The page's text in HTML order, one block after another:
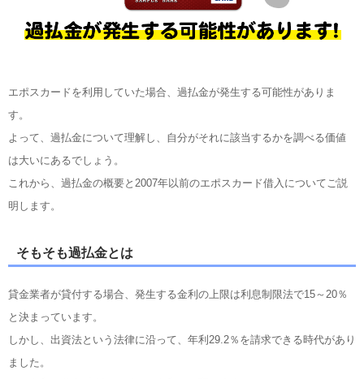
エポスカードを利用していた場合、過払金が発生する可能性がありま
す。
よって、過払金について理解し、自分がそれに該当するかを調べる価値
は大いにあるでしょう。
これから、過払金の概要と2007年以前のエポスカード借入についてご説
明します。
そもそも過払金とは
貸金業者が貸付する場合、発生する金利の上限は利息制限法で15～20％
と決まっています。
しかし、出資法という法律に沿って、年利29.2％を請求できる時代があり
ました。